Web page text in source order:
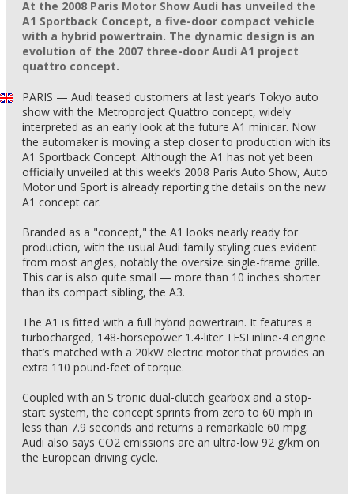
At the 2008 Paris Motor Show Audi has unveiled the
A1 Sportback Concept, a five-door compact vehicle
with a hybrid powertrain. The dynamic design is an
evolution of the 2007 three-door Audi A1 project
quattro concept.
PARIS — Audi teased customers at last year’s Tokyo auto
show with the Metroproject Quattro concept, widely
interpreted as an early look at the future A1 minicar. Now
the automaker is moving a step closer to production with its
A1 Sportback Concept. Although the A1 has not yet been
officially unveiled at this week’s 2008 Paris Auto Show, Auto
Motor und Sport is already reporting the details on the new
A1 concept car.
Branded as a "concept," the A1 looks nearly ready for
production, with the usual Audi family styling cues evident
from most angles, notably the oversize single-frame grille.
This car is also quite small — more than 10 inches shorter
than its compact sibling, the A3.
The A1 is fitted with a full hybrid powertrain. It features a
turbocharged, 148-horsepower 1.4-liter TFSI inline-4 engine
that’s matched with a 20kW electric motor that provides an
extra 110 pound-feet of torque.
Coupled with an S tronic dual-clutch gearbox and a stop-
start system, the concept sprints from zero to 60 mph in
less than 7.9 seconds and returns a remarkable 60 mpg.
Audi also says CO2 emissions are an ultra-low 92 g/km on
the European driving cycle.